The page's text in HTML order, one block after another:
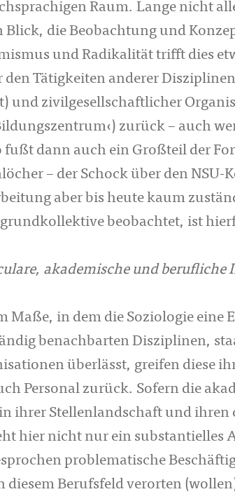
Raum. Lange nicht
Blick, die Beobachtung und
und Radikalität trifft dies
den Tätigkeiten anderer
und zivilgesellschaftlicher
zurück – auch
fußt dann auch ein Großteil der
– der Schock über den NSU-
aber bis heute kaum
beobachtet, ist
akademische und berufliche
Maße, in dem die Soziologie eine
benachbarten Disziplinen,
überlässt, greifen diese
Personal zurück. Sofern die
ihrer Stellenlandschaft und
hier nicht nur ein substantielles
problematische
diesem Berufsfeld verorten